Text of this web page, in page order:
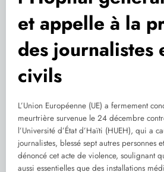
et appelle à la
des journalistes
civils
L’Union Européenne (UE) a fermement
meurtrière survenue le 24 décembre
l’Université d’État d’Haïti (HUEH), qui a
journalistes, blessé sept autres personnes
dénoncé cet acte de violence, soulignant
aussi essentielles que des installations